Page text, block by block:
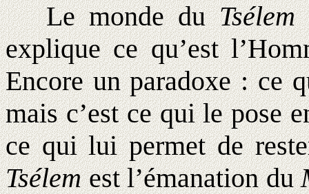
Le monde duTsélem
explique ce qu’est
Encore un paradoxe : ce
mais c’est ce qui le pose
ce qui lui permet de
Tsélemest l’émanation du